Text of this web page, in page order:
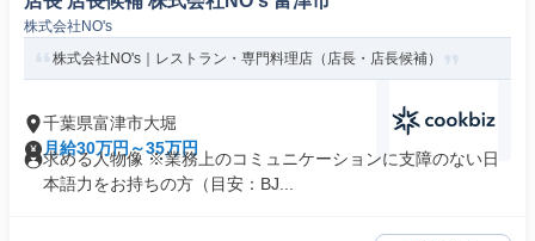
株式会社NO's
株式会社NO's｜レストラン・専門料理店（店長・店長候補）
千葉県富津市大堀
月給30万円～35万円
求める人物像 ※業務上のコミュニケーションに支障のない日
本語力をお持ちの方（目安：BJ...